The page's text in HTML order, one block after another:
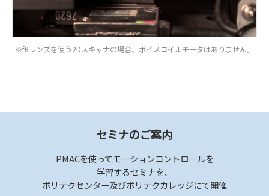
※fθレンズを使う2Dスキャナの場合、ボイスコイルモータはありません。
セミナのご案内
PMACを使ってモーションコントロールを
学習するセミナを、
ポリテクセンター及びポリテクカレッジにて開催